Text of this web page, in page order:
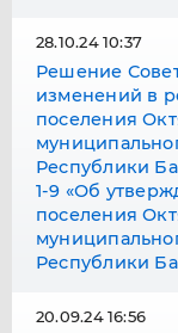
Решение
изменений в
поселения
Республики
1-9 «Об
поселения
Республики
28.10.24 10:37
20.09.24 16:56